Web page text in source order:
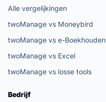
Alle vergelijkingen
twoManage vs Moneybird
twoManage vs e-Boekhouden
twoManage vs Excel
twoManage vs losse tools
Bedrijf